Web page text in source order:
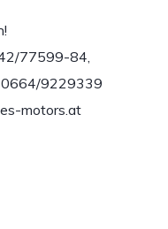
77599-84,
9229339
motors.at